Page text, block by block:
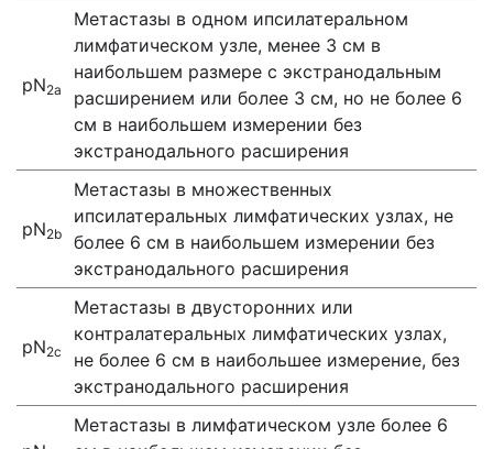
рN2а
Метастазы в одном ипсилатеральном
лимфатическом узле, менее 3 см в
наибольшем размере с экстранодальным
расширением или более 3 см, но не более 6
см в наибольшем измерении без
экстранодального расширения
рN2b
Метастазы в множественных
ипсилатеральных лимфатических узлах, не
более 6 см в наибольшем измерении без
экстранодального расширения
рN2c
Метастазы в двусторонних или
контралатеральных лимфатических узлах,
не более 6 см в наибольшее измерение, без
экстранодального расширения
Метастазы в лимфатическом узле более 6